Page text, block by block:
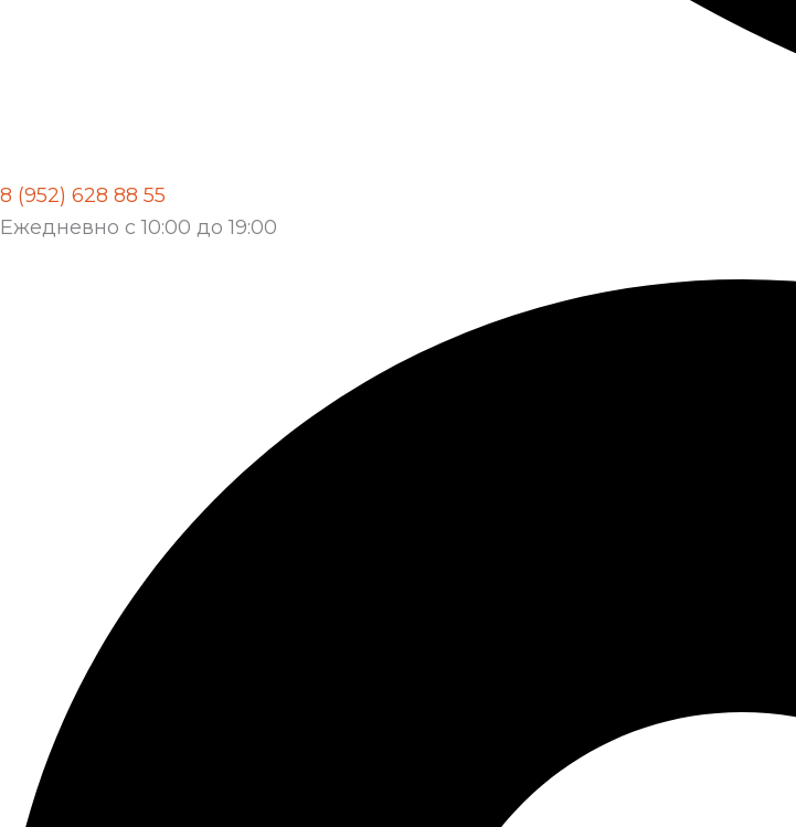
8 (952) 628 88 55
Ежедневно с 10:00 до 19:00